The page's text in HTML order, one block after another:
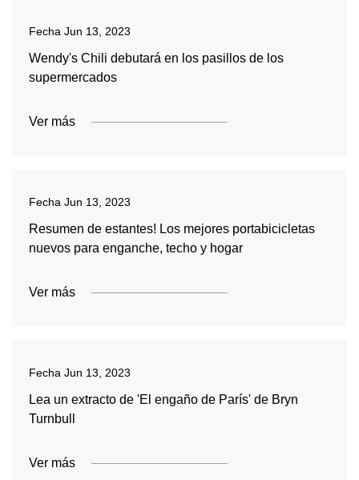
Fecha Jun 13, 2023
Wendy's Chili debutará en los pasillos de los
supermercados
Ver más
Fecha Jun 13, 2023
Resumen de estantes! Los mejores portabicicletas
nuevos para enganche, techo y hogar
Ver más
Fecha Jun 13, 2023
Lea un extracto de 'El engaño de París' de Bryn
Turnbull
Ver más